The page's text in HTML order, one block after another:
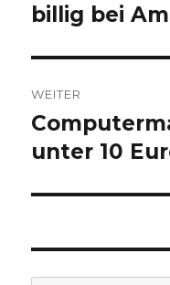
billig bei
WEITER
Nächster
Beitrag:
unter 10